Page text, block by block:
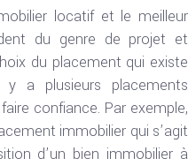
locatif et le meilleur
du genre de projet et
du placement qui existe
a plusieurs placements
confiance. Par exemple,
immobilier qui s’agit
d’un bien immobilier à